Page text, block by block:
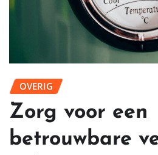
OVERIG
Zorg voor een
betrouwbare